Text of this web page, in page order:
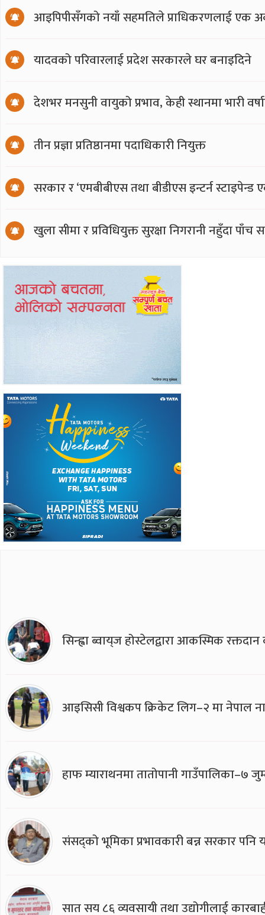
आइपिपीसँगको नयाँ सहमतिले प्राधिकरणलाई एक
यादवको परिवारलाई प्रदेश सरकारले घर बनाइदिने
देशभर मनसुनी वायुको प्रभाव, केही स्थानमा भारी
तीन प्रज्ञा प्रतिष्ठानमा पदाधिकारी नियुक्त
सरकार र ‘एमबीबीएस तथा बीडीएस इन्टर्न
खुला सीमा र प्रविधियुक्त सुरक्षा निगरानी नहुँदा पाँच
सिन्ह्वा ब्वाय्‌ज होस्टेलद्वारा आकस्मिक
आइसिसी विश्वकप क्रिकेट लिग–२ मा नेपाल
हाफ म्याराथनमा तातोपानी गाउँपालिका–७
संसद्को भूमिका प्रभावकारी बन्न सरकार पनि
सात सय ८६ व्यवसायी तथा उद्योगीलाई